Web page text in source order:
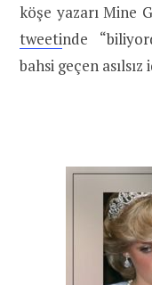
köşe yazarı Mine
tweetinde
bahsi geçen asılsız